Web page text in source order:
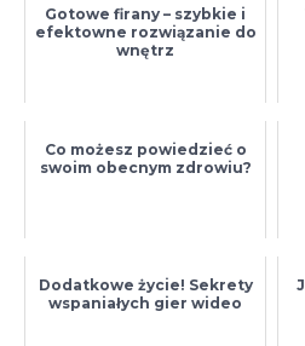
Gotowe firany – szybkie i
efektowne rozwiązanie do
wnętrz
Co możesz powiedzieć o
swoim obecnym zdrowiu?
Dodatkowe życie! Sekrety
wspaniałych gier wideo